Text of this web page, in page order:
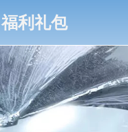
福利礼包